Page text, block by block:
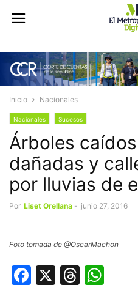
Inicio Nacionales
Nacionales Sucesos
Árboles
dañadas y
por lluvias de
Por Liset Orellana - junio 27, 2016
Foto tomada de @OscarMachon
Facebook
X